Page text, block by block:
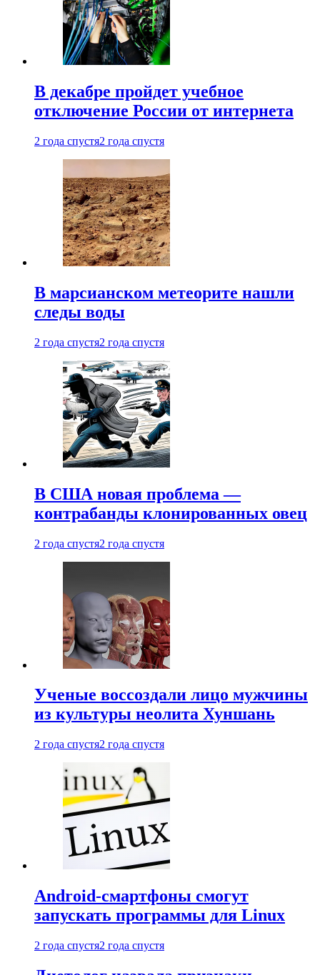
В декабре пройдет учебное
отключение России от интернета
2 года спустя2 года спустя
В марсианском метеорите нашли
следы воды
2 года спустя2 года спустя
В США новая проблема —
контрабанды клонированных овец
2 года спустя2 года спустя
Ученые воссоздали лицо мужчины
из культуры неолита Хуншань
2 года спустя2 года спустя
Android-смартфоны смогут
запускать программы для Linux
2 года спустя2 года спустя